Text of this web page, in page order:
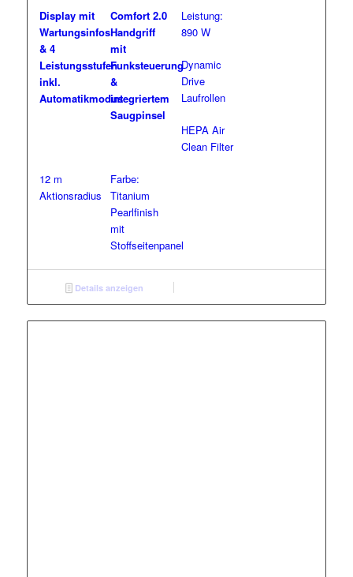
Display mit
Wartungsinfos
& 4
Leistungsstufen
inkl.
Automatikmodus
Comfort 2.0
Handgriff
mit
Funksteuerung
&
integriertem
Saugpinsel
Leistung:
890 W
Dynamic
Drive
Laufrollen
HEPA Air
Clean Filter
12 m
Aktionsradius
Farbe:
Titanium
Pearlfinish
mit
Stoffseitenpanel
Details anzeigen